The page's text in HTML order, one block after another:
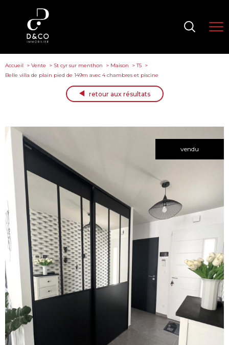
Accueil Vente St cyr sur menthon Maison
T5
Belle villa de plain pied de 149m avec 4 chambres et piscine
retour aux résultats
vendu